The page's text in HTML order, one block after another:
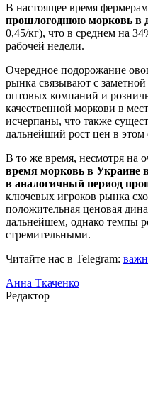
В настоящее время
прошлогоднюю морковь в
0,45/кг), что в среднем на
рабочей недели.
Очередное подорожание
рынка связывают с
оптовых компаний и
качественной моркови в
исчерпаны, что также
дальнейший рост цен в этом
В то же время, несмотря на
время морковь в Украине
в аналогичный период
ключевых игроков рынка
положительная ценовая
дальнейшем, однако темпы
стремительными.
Читайте нас в Telegram:
Анна Ткаченко
Редактор